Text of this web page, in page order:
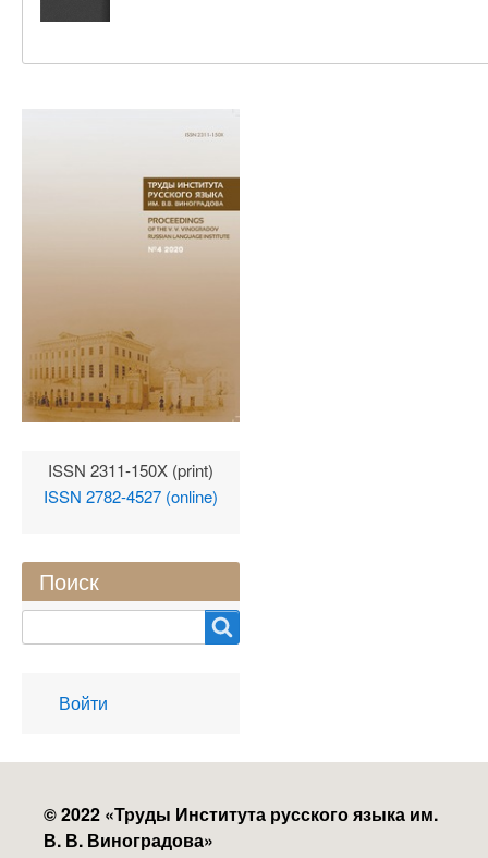
ISSN 2311-150X (print)
ISSN 2782-4527 (online)
Поиск
User
account
Войти
© 2022 «Труды Института русского языка им.
В. В. Виноградова»